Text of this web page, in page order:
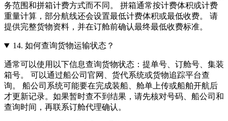
务范围和拼箱计费方式而不同。 拼箱通常按计费体积或计费
重量计算，部分航线还会设置最低计费体积或最低收费。 请
提供完整货物资料，并在订舱前确认最终最低收费标准。
14. 如何查询货物运输状态？
通常可以使用以下信息查询货物状态：提单号、订舱号、集装
箱号。 可以通过船公司官网、货代系统或货物追踪平台查
询。 船公司系统可能要在完成装船、舱单上传或船舶开航后
才更新记录。如果暂时查不到结果，请先核对号码、船公司和
查询时间，再联系订舱代理确认。